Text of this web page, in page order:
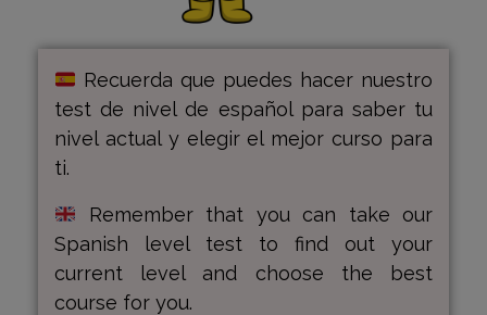
Recuerda que puedes hacer nuestro
test de nivel de español para saber tu
nivel actual y elegir el mejor curso para
ti.
Remember that you can take our
Spanish level test to find out your
current level and choose the best
course for you.